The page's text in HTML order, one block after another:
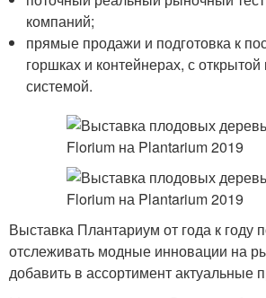
компаний;
прямые продажи и подготовка к
горшках и контейнерах, с открытой
системой.
Выставка Плантариум от года к году
отслеживать модные инновации на
добавить в ассортимент актуальные